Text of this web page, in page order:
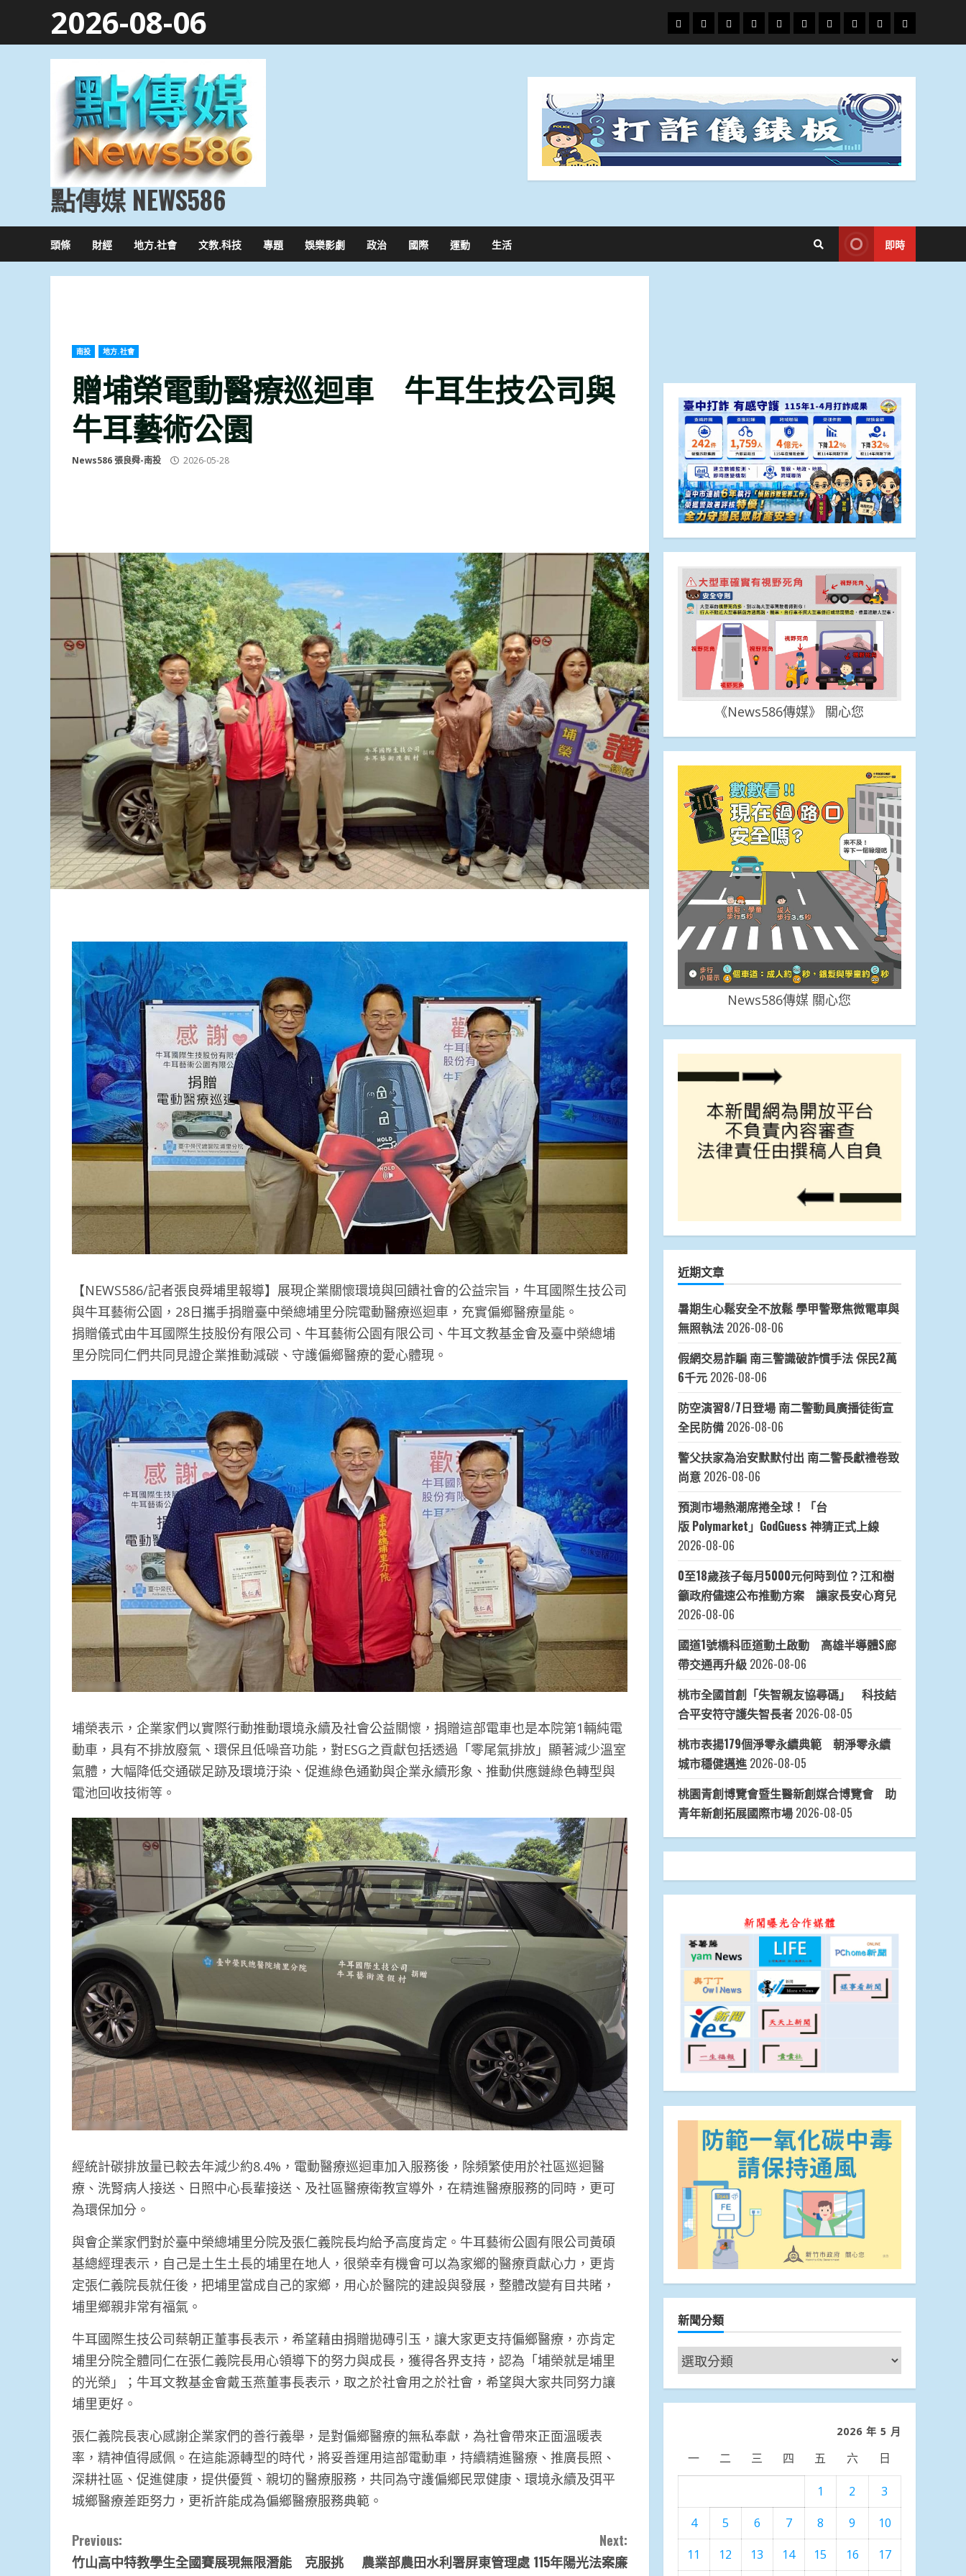
2026-08-06
頭
條
財
經
地
方.
文
教.
專
題
娛
樂
政
治
國
際
運
動
生
活
點傳媒 NEWS586
頭條 財經 地方.社會 文教.科技 專題 娛樂影劇 政治 國際 運動 生活 即時
南投 地方.社會
贈埔榮電動醫療巡迴車 牛耳生技公司與
牛耳藝術公園
News586 張良舜-南投 2026-05-28
【NEWS586/記者張良舜埔里報導】展現企業關懷環境與回饋社會的公益宗旨，牛耳國際生技公司
與牛耳藝術公園，28日攜手捐贈臺中榮總埔里分院電動醫療巡迴車，充實偏鄉醫療量能。
捐贈儀式由牛耳國際生技股份有限公司、牛耳藝術公園有限公司、牛耳文教基金會及臺中榮總埔
里分院同仁們共同見證企業推動減碳、守護偏鄉醫療的愛心體現。
埔榮表示，企業家們以實際行動推動環境永續及社會公益關懷，捐贈這部電車也是本院第1輛純電
動車，具有不排放廢氣、環保且低噪音功能，對ESG之貢獻包括透過「零尾氣排放」顯著減少溫室
氣體，大幅降低交通碳足跡及環境汙染、促進綠色通勤與企業永續形象、推動供應鏈綠色轉型與
電池回收技術等。
經統計碳排放量已較去年減少約8.4%，電動醫療巡迴車加入服務後，除頻繁使用於社區巡迴醫
療、洗腎病人接送、日照中心長輩接送、及社區醫療衛教宣導外，在精進醫療服務的同時，更可
為環保加分。
與會企業家們對於臺中榮總埔里分院及張仁義院長均給予高度肯定。牛耳藝術公園有限公司黃碩
基總經理表示，自己是土生土長的埔里在地人，很榮幸有機會可以為家鄉的醫療貢獻心力，更肯
定張仁義院長就任後，把埔里當成自己的家鄉，用心於醫院的建設與發展，整體改變有目共睹，
埔里鄉親非常有福氣。
牛耳國際生技公司蔡朝正董事長表示，希望藉由捐贈拋磚引玉，讓大家更支持偏鄉醫療，亦肯定
埔里分院全體同仁在張仁義院長用心領導下的努力與成長，獲得各界支持，認為「埔榮就是埔里
的光榮」；牛耳文教基金會戴玉燕董事長表示，取之於社會用之於社會，希望與大家共同努力讓
埔里更好。
張仁義院長衷心感謝企業家們的善行義舉，是對偏鄉醫療的無私奉獻，為社會帶來正面溫暖表
率，精神值得感佩。在這能源轉型的時代，將妥善運用這部電動車，持續精進醫療、推廣長照、
深耕社區、促進健康，提供優質、親切的醫療服務，共同為守護偏鄉民眾健康、環境永續及弭平
城鄉醫療差距努力，更祈許能成為偏鄉醫療服務典範。
Continue
Previous:
竹山高中特教學生全國賽展現無限潛能 克服挑
Next:
農業部農田水利署屏東管理處 115年陽光法案廉
《News586傳媒》 關心您
News586傳媒 關心您
近期文章
暑期生心鬆安全不放鬆 學甲警聚焦微電車與
無照執法 2026-08-06
假網交易詐騙 南三警識破詐慣手法 保民2萬
6千元 2026-08-06
防空演習8/7日登場 南二警動員廣播徒街宣
全民防備 2026-08-06
警父扶家為治安默默付出 南二警長獻禮卷致
尚意 2026-08-06
預測市場熱潮席捲全球！「台
版 Polymarket」GodGuess 神猜正式上線
2026-08-06
0至18歲孩子每月5000元何時到位？江和樹
籲政府儘速公布推動方案 讓家長安心育兒
2026-08-06
國道1號橋科匝道動土啟動 高雄半導體S廊
帶交通再升級 2026-08-06
桃市全國首創「失智親友協尋碼」 科技結
合平安符守護失智長者 2026-08-05
桃市表揚179個淨零永續典範 朝淨零永續
城市穩健邁進 2026-08-05
桃園青創博覽會暨生醫新創媒合博覽會 助
青年新創拓展國際市場 2026-08-05
新聞分類
新
聞
分
2026 年 5 月
一 二 三 四 五 六 日
1 2
3
4
5 6 7 8 9
10
11
12 13 14 15 16 17